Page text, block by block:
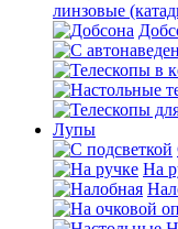
линзовые
Лупы
На